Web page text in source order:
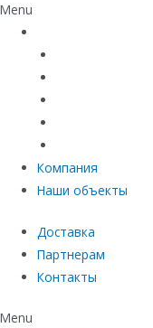
Menu
Компания
Наши объекты
Доставка
Партнерам
Контакты
Menu